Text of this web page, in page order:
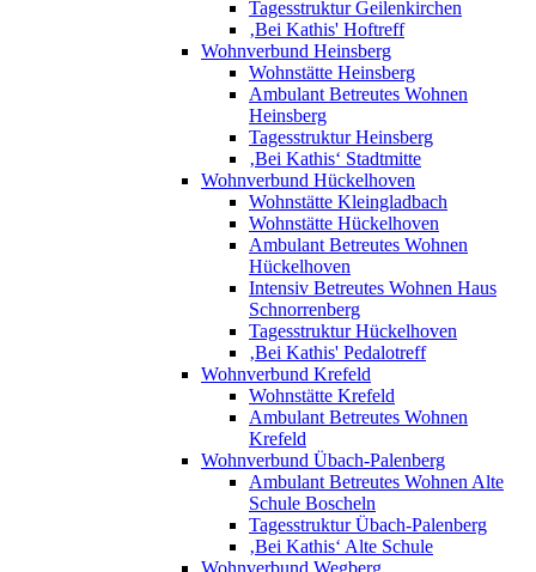
Tagesstruktur Geilenkirchen
‚Bei Kathis' Hoftreff
Wohnverbund Heinsberg
Wohnstätte Heinsberg
Ambulant Betreutes Wohnen
Heinsberg
Tagesstruktur Heinsberg
‚Bei Kathis‘ Stadtmitte
Wohnverbund Hückelhoven
Wohnstätte Kleingladbach
Wohnstätte Hückelhoven
Ambulant Betreutes Wohnen
Hückelhoven
Intensiv Betreutes Wohnen Haus
Schnorrenberg
Tagesstruktur Hückelhoven
‚Bei Kathis' Pedalotreff
Wohnverbund Krefeld
Wohnstätte Krefeld
Ambulant Betreutes Wohnen
Krefeld
Wohnverbund Übach-Palenberg
Ambulant Betreutes Wohnen Alte
Schule Boscheln
Tagesstruktur Übach-Palenberg
‚Bei Kathis‘ Alte Schule
Wohnverbund Wegberg